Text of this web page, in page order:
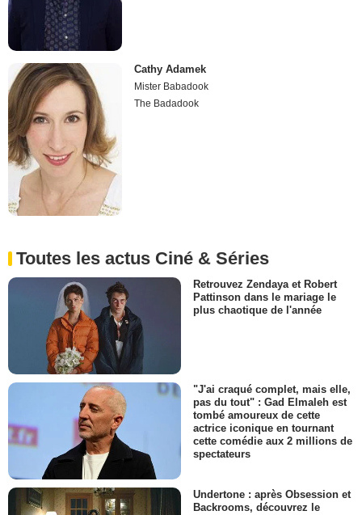
Cathy Adamek
Mister Babadook
The Badadook
Toutes les actus Ciné & Séries
Retrouvez Zendaya et Robert
Pattinson dans le mariage le
plus chaotique de l'année
"J'ai craqué complet, mais elle,
pas du tout" : Gad Elmaleh est
tombé amoureux de cette
actrice iconique en tournant
cette comédie aux 2 millions de
spectateurs
Undertone : après Obsession et
Backrooms, découvrez le